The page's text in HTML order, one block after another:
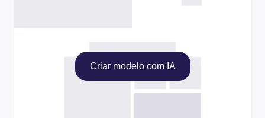
Criar modelo com IA